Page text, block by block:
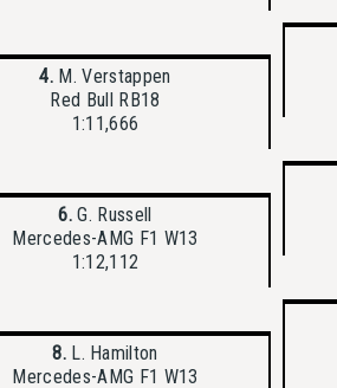
4. M. Verstappen
Red Bull RB18
1:11,666
6. G. Russell
Mercedes-AMG F1 W13
1:12,112
8.L. Hamilton
Mercedes-AMG F1 W13